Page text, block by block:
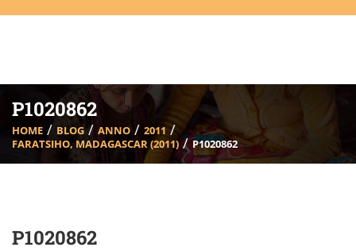
P1020862
HOME BLOG ANNO
2011
FARATSIHO, MADAGASCAR (2011)
P1020862
P1020862